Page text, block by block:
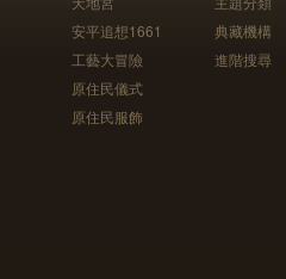
安平追想1661
工藝大冒險
原住民儀式
原住民服飾
典藏機構
進階搜尋